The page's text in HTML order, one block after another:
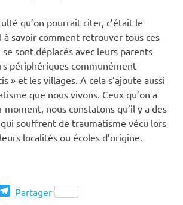
qu’on pourrait citer, c’était le
à savoir comment retrouver tous ces
se sont déplacés avec leurs parents
périphériques communément
» et les villages. A cela s’ajoute aussi
que nous vivons. Ceux qu’on a
moment, nous constatons qu’il y a des
souffrent de traumatisme vécu lors
localités ou écoles d’origine.
FacebookTelegram
Partager